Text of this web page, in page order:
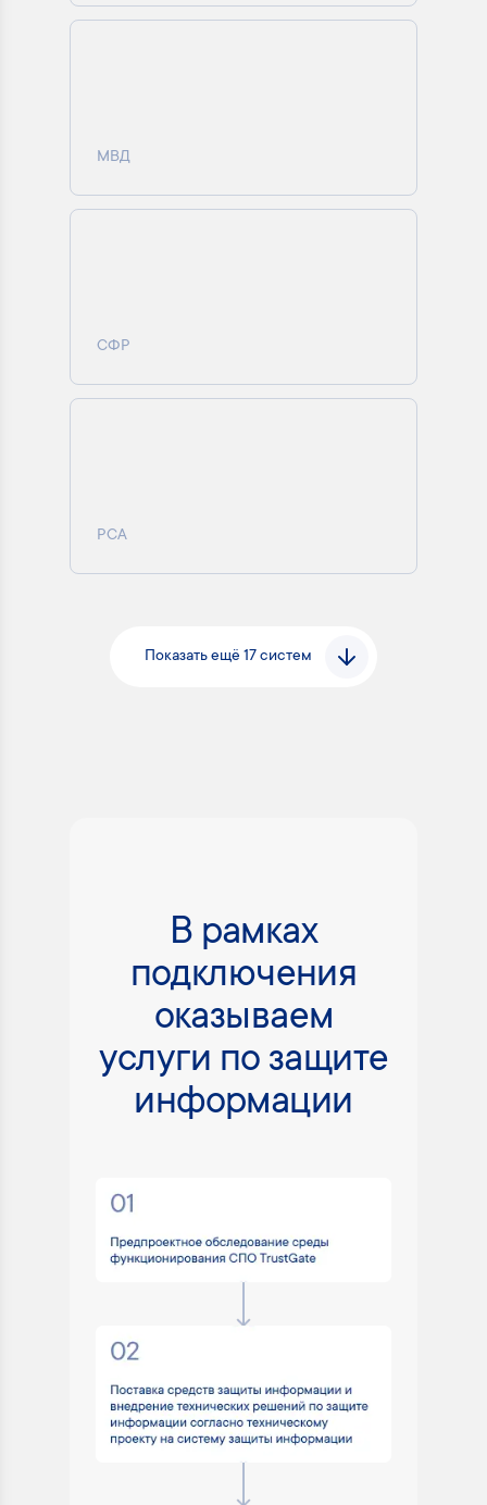
МВД
СФР
РСА
Показать ещё 17 систем
В рамках
подключения
оказываем
услуги по защите
информации